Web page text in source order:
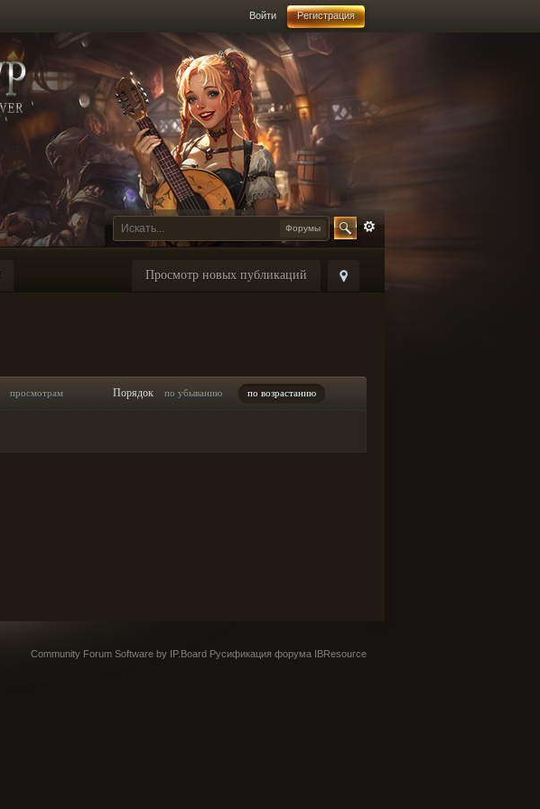
Войти Регистрация
Форумы
Просмотр новых публикаций
просмотрам Порядок по убыванию по возрастанию
Community Forum Software by IP.Board Русификация форума IBResource